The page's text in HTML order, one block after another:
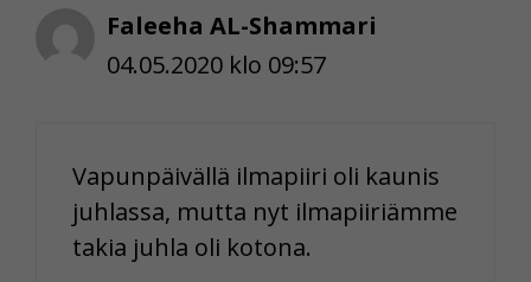
Faleeha AL-Shammari
04.05.2020 klo 09:57
Vapunpäivällä ilmapiiri oli kaunis
juhlassa, mutta nyt ilmapiiriämme
takia juhla oli kotona.